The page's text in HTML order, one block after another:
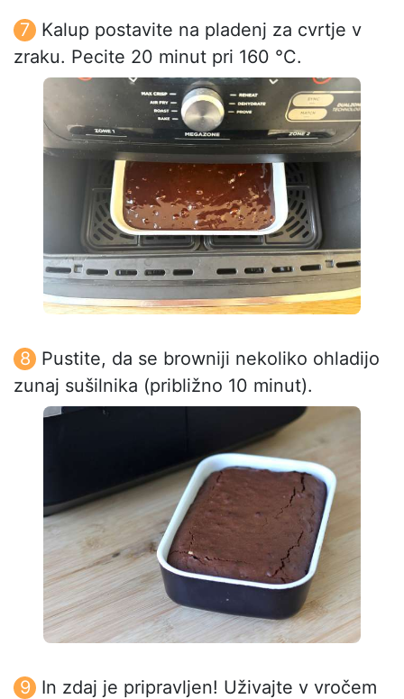
Kalup postavite na pladenj za cvrtje v
zraku. Pecite 20 minut pri 160 °C.
Pustite, da se browniji nekoliko ohladijo
zunaj sušilnika (približno 10 minut).
In zdaj je pripravljen! Uživajte v vročem